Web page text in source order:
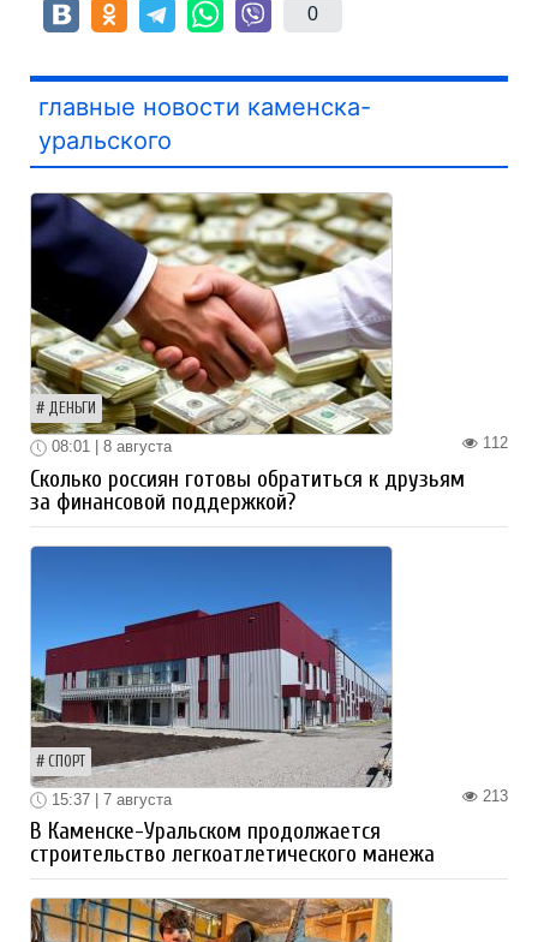
0
главные новости каменска-
уральского
ДЕНЬГИ
112
08:01 | 8 августа
Сколько россиян готовы обратиться к друзьям
за финансовой поддержкой?
СПОРТ
213
15:37 | 7 августа
В Каменске-Уральском продолжается
строительство легкоатлетического манежа